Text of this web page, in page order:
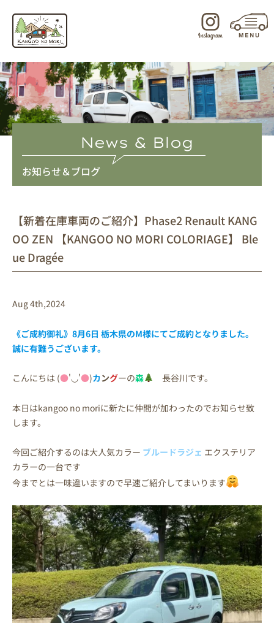
キ
ッ
プ
News & Blog
お知らせ＆ブログ
【新着在庫車両のご紹介】Phase2 Renault KANG
OO ZEN 【KANGOO NO MORI COLORIAGE】 Ble
ue Dragée
Aug 4th,2024
《ご成約御礼》8月6日 栃木県のM様にてご成約となりました。
誠に有難うございます。
こんにちは (●'◡'●)カングーの森 長谷川です。
本日はkangoo no moriに新たに仲間が加わったのでお知らせ致
します。
今回ご紹介するのは大人気カラー ブルードラジェ エクステリア
カラーの一台です
今までとは一味違いますので早速ご紹介してまいります